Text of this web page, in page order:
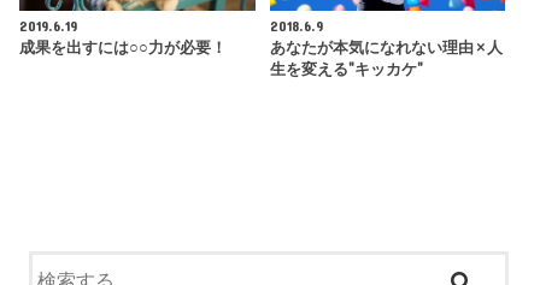
2019.6.19
成果を出すには○○力が必要！
2018.6.9
あなたが本気になれない理由 × 人
生を変える"キッカケ"